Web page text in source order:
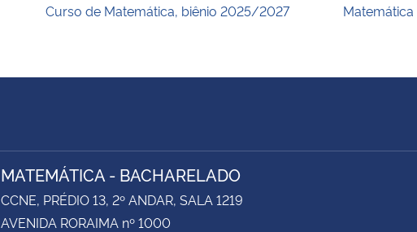
Curso de Matemática, biênio 2025/2027
Matemática
MATEMÁTICA - BACHARELADO
CCNE, PRÉDIO 13, 2º ANDAR, SALA 1219
AVENIDA RORAIMA nº 1000